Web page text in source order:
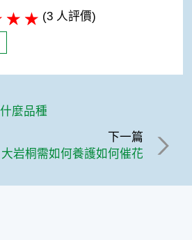
(3 人評價)
麼品種
下一篇
大岩桐需如何養護如何催花